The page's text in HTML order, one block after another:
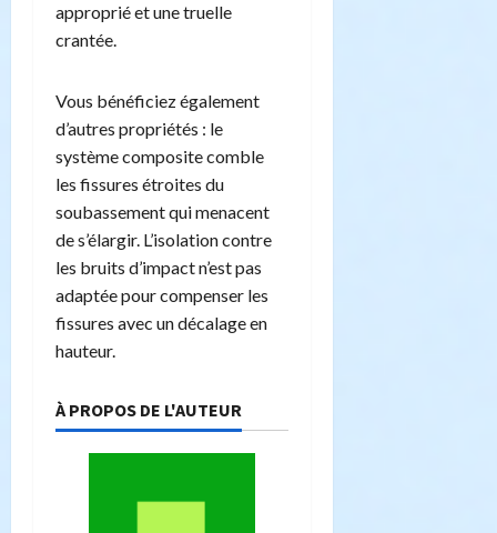
approprié et une truelle
crantée.
Vous bénéficiez également
d’autres propriétés : le
système composite comble
les fissures étroites du
soubassement qui menacent
de s’élargir. L’isolation contre
les bruits d’impact n’est pas
adaptée pour compenser les
fissures avec un décalage en
hauteur.
À PROPOS DE L'AUTEUR